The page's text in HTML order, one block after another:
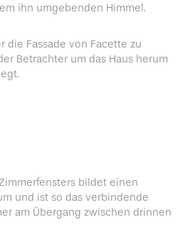
ihn umgebenden Himmel.
die Fassade von Facette zu
Betrachter um das Haus herum
bildet einen
und ist so das verbindende
am Übergang zwischen drinnen